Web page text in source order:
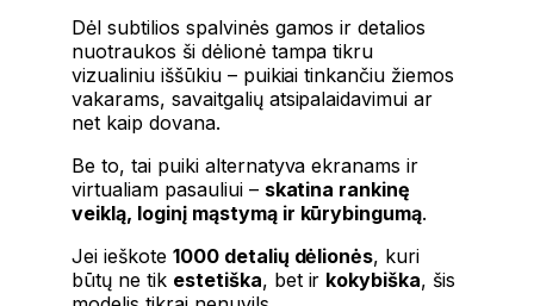
Dėl subtilios spalvinės gamosirdetalios
nuotraukos ši dėlionė tampatikru
vizualiniu iššūkiu – puikiaitinkančiu žiemos
vakarams, savaitgalių atsipalaidavimuiar
net kaip dovana.
Be to, tai puiki alternatyvaekranamsir
virtualiam pasauliui – skatina rankinę
veiklą, loginį mąstymą ir kūrybingumą.
Jei ieškote 1000 detalių dėlionės, kuri
būtų ne tik estetiška, bet ir kokybiška, šis